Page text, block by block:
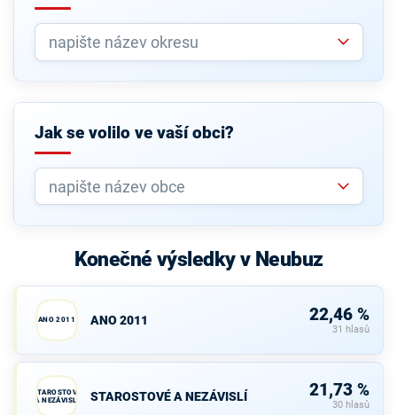
Jak se volilo ve vaší obci?
Konečné výsledky v Neubuz
ANO 2011 ANO 2011 22,46 %
31 hlasů
STAROSTOVÉ
A NEZÁVISLÍ
STAROSTOVÉ A NEZÁVISLÍ 21,73 %
30 hlasů